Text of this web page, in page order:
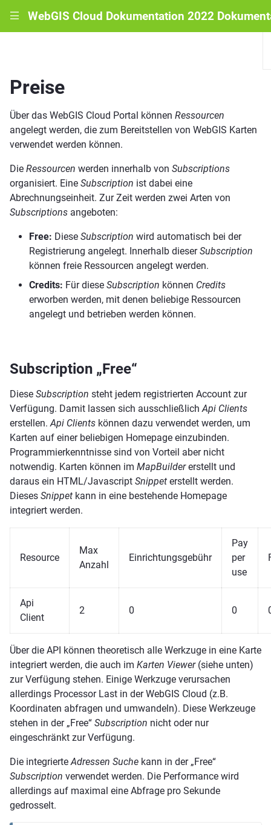
||| WebGIS Cloud Dokumentation 2022
Preise
Über das WebGIS Cloud Portal können Ressourcen
angelegt werden, die zum Bereitstellen von WebGIS Karten
verwendet werden können.
Die Ressourcen werden innerhalb von Subscriptions
organisiert. Eine Subscription ist dabei eine
Abrechnungseinheit. Zur Zeit werden zwei Arten von
Subscriptions angeboten:
Free: Diese Subscription wird automatisch bei der
Registrierung angelegt. Innerhalb dieserSubscription
können freie Ressourcen angelegt werden.
Credits: Für diese Subscription können Credits
erworben werden, mit denen beliebige Ressourcen
angelegt und betrieben werden können.
Subscription „Free“
Diese Subscription steht jedem registrierten Account zur
Verfügung. Damit lassen sich ausschließlich Api Clients
erstellen. Api Clients können dazu verwendet werden, um
Karten auf einer beliebigen Homepage einzubinden.
Programmierkenntnisse sind von Vorteil aber nicht
notwendig. Karten können im MapBuildererstellt und
daraus ein HTML/Javascript Snippet erstellt werden.
Dieses Snippet kann in eine bestehende Homepage
integriert werden.
Resource
Max
Anzahl
Einrichtungsgebühr
Pay
per
use
Api
Client
2 0 0
Über die API können theoretisch alle Werkzuge in eine Karte
integriert werden, die auch im Karten Viewer(siehe unten)
zur Verfügung stehen. Einige Werkzuge verursachen
allerdings Processor Last in der WebGIS Cloud (z.B.
Koordinaten abfragen und umwandeln). Diese Werkzeuge
stehen in der „Free“ Subscription nicht oder nur
eingeschränkt zur Verfügung.
Die integrierte Adressen Suche kann in der „Free“
Subscription verwendet werden. Die Performance wird
allerdings auf maximal eine Abfrage pro Sekunde
gedrosselt.